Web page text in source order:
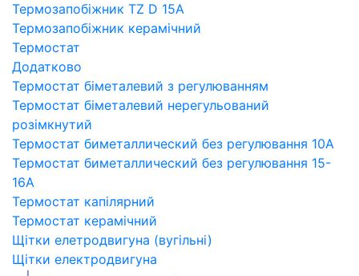
Термозапобіжник TZ D 15A
Термозапобіжник керамічний
Термостат
Додатково
Термостат біметалевий з регулюванням
Термостат біметалевий нерегульований
розімкнутий
Термостат биметаллический без регулювання 10A
Термостат биметаллический без регулювання 15-
16A
Термостат капілярний
Термостат керамічний
Щітки елетродвигуна (вугільні)
Щітки електродвигуна